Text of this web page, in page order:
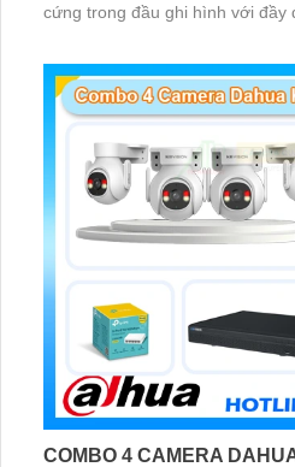
cứng trong đầu ghi hình với đầy
giám sát có màu vào ban đêm
COMBO 4 CAMERA